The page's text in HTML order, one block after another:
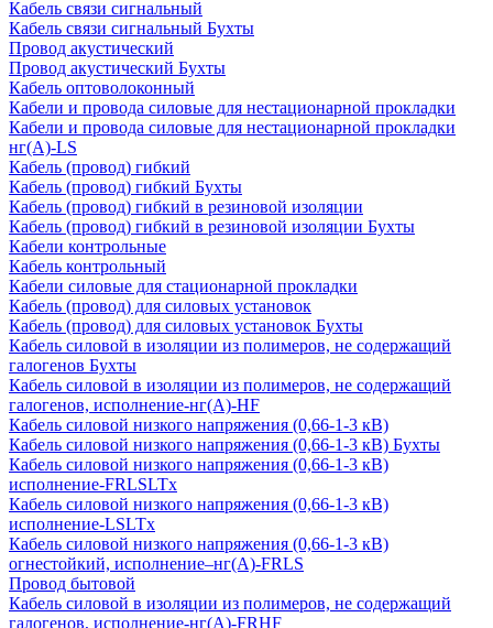
Кабель связи сигнальный
Кабель связи сигнальный Бухты
Провод акустический
Провод акустический Бухты
Кабель оптоволоконный
Кабели и провода силовые для нестационарной прокладки
Кабели и провода силовые для нестационарной прокладки
нг(А)-LS
Кабель (провод) гибкий
Кабель (провод) гибкий Бухты
Кабель (провод) гибкий в резиновой изоляции
Кабель (провод) гибкий в резиновой изоляции Бухты
Кабели контрольные
Кабель контрольный
Кабели силовые для стационарной прокладки
Кабель (провод) для силовых установок
Кабель (провод) для силовых установок Бухты
Кабель силовой в изоляции из полимеров, не содержащий
галогенов Бухты
Кабель силовой в изоляции из полимеров, не содержащий
галогенов, исполнение-нг(А)-HF
Кабель силовой низкого напряжения (0,66-1-3 кВ)
Кабель силовой низкого напряжения (0,66-1-3 кВ) Бухты
Кабель силовой низкого напряжения (0,66-1-3 кВ)
исполнение-FRLSLTx
Кабель силовой низкого напряжения (0,66-1-3 кВ)
исполнение-LSLTx
Кабель силовой низкого напряжения (0,66-1-3 кВ)
огнестойкий, исполнение–нг(А)-FRLS
Провод бытовой
Кабель силовой в изоляции из полимеров, не содержащий
галогенов, исполнение-нг(А)-FRHF